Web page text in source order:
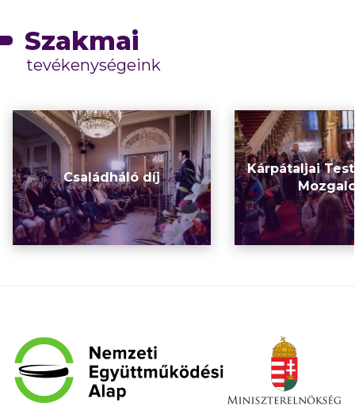
Szakmai
tevékenységeink
Családháló díj
Kárpátaljai